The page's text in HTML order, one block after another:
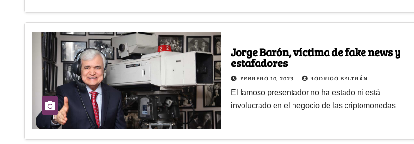
Jorge Barón, víctima de fake news y
estafadores
FEBRERO 10, 2023 RODRIGO BELTRÁN
El famoso presentador no ha estado ni está
involucrado en el negocio de las criptomonedas